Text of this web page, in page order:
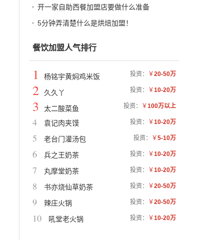
开一家自助西餐加盟店要做什么准备
5分钟弄清楚什么是烘焙加盟！
餐饮加盟人气排行
投资： ￥20-50万
1 杨铭宇黄焖鸡米饭
投资： ￥10-20万
2 久久丫
投资： ￥100万以上
3 太二酸菜鱼
投资： ￥10-20万
4 袁记肉夹馍
投资： ￥5-10万
5 老台门灌汤包
投资： ￥10-20万
6 兵之王奶茶
投资： ￥10-20万
7 丸摩堂奶茶
投资： ￥20-50万
8 书亦烧仙草奶茶
投资： ￥20-50万
9 辣庄火锅
投资： ￥10-20万
10 吼堂老火锅